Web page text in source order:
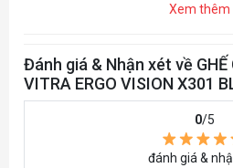
Gạt lên xuống
Đế chân ghế Nylon 5 cánh
5 bánh nhựa
150
Xem thêm
Đánh giá & Nhận xét về GHẾ
VITRA ERGO VISION X301
0/5
đánh giá &